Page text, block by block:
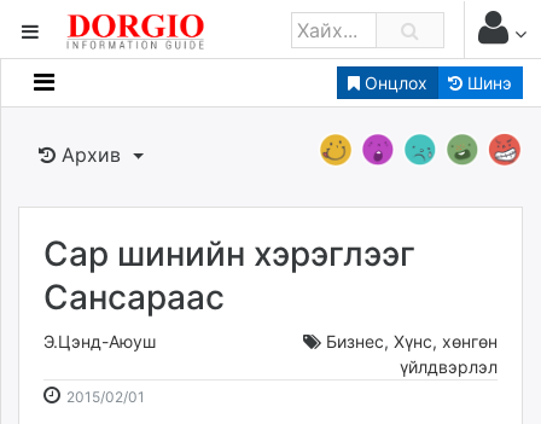
Онцлох Шинэ
Мэдээллийн
Банк санхүү
Бизнес ААН
Төрийн
Нийслэлийн
dorgio.mn
Gogo.mn
caak.mn
Архив
Сар шинийн хэрэглээг
Сансараас
Э.Цэнд-Аюуш Бизнес, Хүнс, хөнгөн
үйлдвэрлэл
2015/02/01